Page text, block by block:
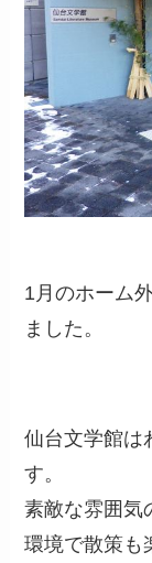
1月のホーム
ました。
仙台文学館は
す。
素敵な雰囲気
環境で散策も